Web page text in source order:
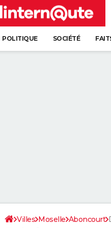
POLITIQUE SOCIÉTÉ
Villes Moselle Aboncourt